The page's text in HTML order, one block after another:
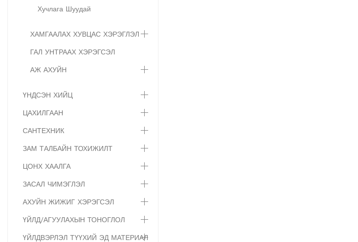
Хучлага Шуудай
ХАМГААЛАХ ХУВЦАС ХЭРЭГЛЭЛ
ГАЛ УНТРААХ ХЭРЭГСЭЛ
АЖ АХУЙН
ҮНДСЭН ХИЙЦ
ЦАХИЛГААН
САНТЕХНИК
ЗАМ ТАЛБАЙН ТОХИЖИЛТ
ЦОНХ ХААЛГА
ЗАСАЛ ЧИМЭГЛЭЛ
АХУЙН ЖИЖИГ ХЭРЭГСЭЛ
ҮЙЛД/АГУУЛАХЫН ТОНОГЛОЛ
ҮЙЛДВЭРЛЭЛ ТҮҮХИЙ ЭД МАТЕРИАЛ